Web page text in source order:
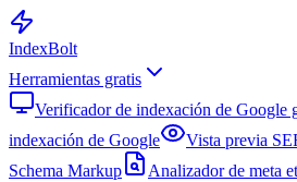
IndexBolt
Herramientas gratis
Verificador de indexación de Google
indexación de Google
Vista previa
Schema Markup
Analizador de meta